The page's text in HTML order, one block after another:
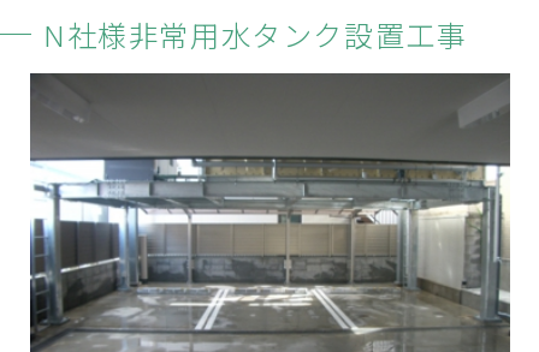
N社様非常用水タンク設置工事